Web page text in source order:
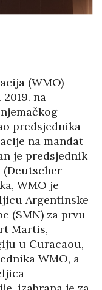
(WMO)
na
predsjednika
na mandat
je predsjednik
(Deutscher
WMO je
Argentinske
(SMN) za prvu
Martis,
u Curacaou,
WMO, a